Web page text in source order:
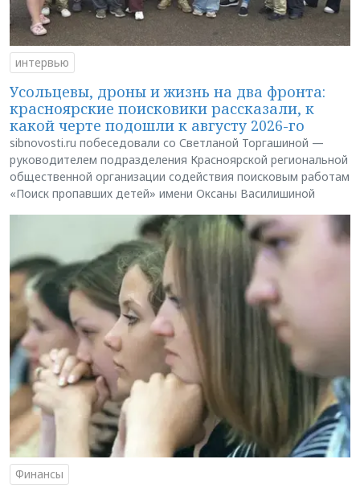
интервью
Усольцевы, дроны и жизнь на два фронта:
красноярские поисковики рассказали, к
какой черте подошли к августу 2026-го
sibnovosti.ru побеседовали со Светланой Торгашиной —
руководителем подразделения Красноярской региональной
общественной организации содействия поисковым работам
«Поиск пропавших детей» имени Оксаны Василишиной
Финансы